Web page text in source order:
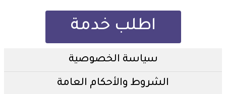
اطلب خدمة
سياسة الخصوصية
الشروط والأحكام العامة